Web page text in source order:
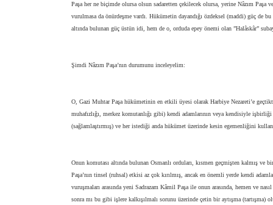
Paşa her ne biçimde olursa olsun sadaretten çekilecek olursa, yerine Nâzım
vurulmasa da önürdeşme vardı. Hükümetin dayandığı özdeksel (maddi) güç
altında bulunan güç üstün idi, hem de o, orduda epey önemi olan ”Halâskâr”
Şimdi Nâzım Paşa’nın durumunu inceleyelim:
O, Gazi Muhtar Paşa hükümetinin en etkili üyesi olarak Harbiye Nezareti’e
muhafızlığı, merkez komutanlığı gibi) kendi adamlarının veya kendisiyle
(sağlamlaştırmış) ve her istediği anda hükümet üzerinde kesin egemenliğini
Onun komutası altında bulunan Osmanlı orduları, kısmen geçmişten kalmış
Paşa’nın tinsel (ruhsal) etkisi az çok kırılmış, ancak en önemli yerde kendi
vuruşmaları arasında yeni Sadrazam Kâmil Paşa ile onun arasında, hemen ve
sonra mı bu gibi işlere kalkışılmalı sorunu üzerinde çetin bir aytışma (tartışma)